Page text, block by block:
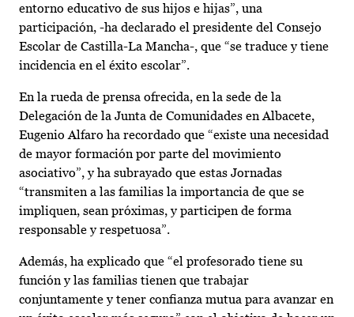
entorno educativo de sus hijos e hijas”, una
participación, -ha declarado el presidente del Consejo
Escolar de Castilla-La Mancha-, que “se traduce y tiene
incidencia en el éxito escolar”.
En la rueda de prensa ofrecida, en la sede de la
Delegación de la Junta de Comunidades en Albacete,
Eugenio Alfaro ha recordado que “existe una necesidad
de mayor formación por parte del movimiento
asociativo”, y ha subrayado que estas Jornadas
“transmiten a las familias la importancia de que se
impliquen, sean próximas, y participen de forma
responsable y respetuosa”.
Además, ha explicado que “el profesorado tiene su
función y las familias tienen que trabajar
conjuntamente y tener confianza mutua para avanzar en